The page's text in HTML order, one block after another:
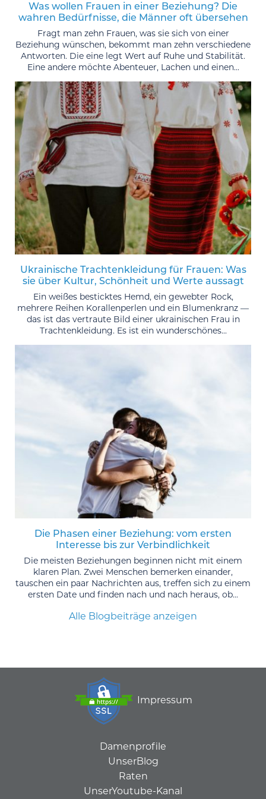
Was wollen Frauen in einer Beziehung? Die
wahren Bedürfnisse, die Männer oft übersehen
Fragt man zehn Frauen, was sie sich von einer
Beziehung wünschen, bekommt man zehn verschiedene
Antworten. Die eine legt Wert auf Ruhe und Stabilität.
Eine andere möchte Abenteuer, Lachen und einen...
Ukrainische Trachtenkleidung für Frauen: Was
sie über Kultur, Schönheit und Werte aussagt
Ein weißes besticktes Hemd, ein gewebter Rock,
mehrere Reihen Korallenperlen und ein Blumenkranz —
das ist das vertraute Bild einer ukrainischen Frau in
Trachtenkleidung. Es ist ein wunderschönes...
Die Phasen einer Beziehung: vom ersten
Interesse bis zur Verbindlichkeit
Die meisten Beziehungen beginnen nicht mit einem
klaren Plan. Zwei Menschen bemerken einander,
tauschen ein paar Nachrichten aus, treffen sich zu einem
ersten Date und finden nach und nach heraus, ob...
Alle Blogbeiträge anzeigen
Impressum
Damenprofile
UnserBlog
Raten
UnserYoutube-Kanal